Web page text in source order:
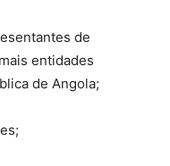
de
entidades
de Angola;